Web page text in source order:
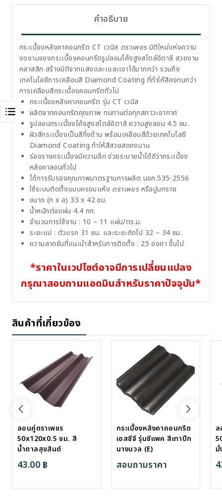
คำอธิบาย
กระเบื้องหลังคาคอนกรีต CT เวนิส ตราเพชรมิติใหม่แห่งความ
งดงามของกระเบื้องคอนกรีตรูปลอนโค้งสูงสไตล์อิตาลี สวยงาม
คลาสสิก สร้างมิติจากแสงและเและเงาได้มากกว่า รวมถึง
เทคโนโลยีการเคลือบสี Diamond Coating ที่ทำให้สีคงทนกว่า
การเคลือบสีกระเบื้องคอนกรีตทั่วไป
กระเบื้องหลังคาคอนกรีต รุ่น CT เวนิส
ผลิตจากคอนกรีตคุณภาพ ทนทานต่อทุกสภาวะอากาศ
รูปลอนกระเบื้องโค้งสูงสไตล์อิตาลี ความสูงลอน 4.5 ซม.
ผิวสีกระเบื้องเป็นสีกึ่งด้าน พร้อมเคลือบสีด้วยเทคโนโลยี
Diamond Coating ทำให้สีสวยสดคงนาน
ร่องรางกระเบื้องมีความลึก ช่วยระบายน้ำได้ดีว่ากระเบื้อง
หลังคาลอนทั่วไป
ได้การรับรองคุณภาพมาตรฐานการผลิต มอก.535-2556
ใช้ระบบติดตั้งแบบครอบแห้ง ตราเพชรหรือปูนทราย
ขนาด (ก x ล) 33 x 42 ซม.
น้ำหนักต่อแผ่น 4.4 กก.
จำนวนการใช้งาน : 10 – 11 แผ่น/ตร.ม.
ระยะแป : ตัวแรก 31 ซม. และระยะถัดไป 32 – 34 ซม.
ความลาดชันที่แนะนำสำหรับการติดตั้ง : 25 องศา ขึ้นไป
*ราคาในเวปไซต์อาจมีการเปลี่ยนแปลง
กรุณาสอบถามแอดมินสำหรับราคาปัจจุบัน*
สินค้าที่เกี่ยวข้อง
ลอนคู่ตราเพชร
50x120x0.5 ซม. สี
น้ำตาลสุขสันต์
43.00 ฿
กระเบื้องหลังคาคอนกรีต
เอสซีจี รุ่นซีแพค สีเทาปีก
นางนวล (E)
สอบถามราคา
ล
มั่